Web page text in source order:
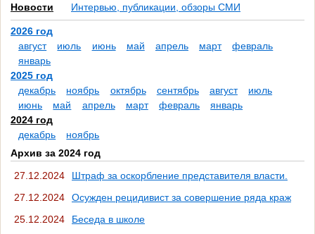
Новости Интервью, публикации, обзоры СМИ
2026 год
август
июль июнь май апрель март
февраль
январь
2025 год
декабрь
ноябрь октябрь сентябрь август
июль
июнь
май апрель март февраль
январь
2024 год
декабрь
ноябрь
Архив за 2024 год
27.12.2024
Штраф за оскорбление представителя власти.
27.12.2024
Осужден рецидивист за совершение ряда краж
25.12.2024
Беседа в школе